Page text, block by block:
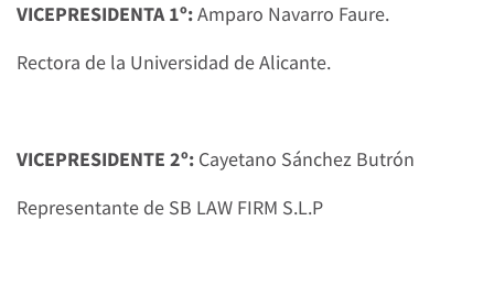
VICEPRESIDENTA 1º:Amparo Navarro Faure.
Rectora de la Universidad de Alicante.
VICEPRESIDENTE 2º: Cayetano Sánchez Butrón
Representante de SB LAW FIRM S.L.P